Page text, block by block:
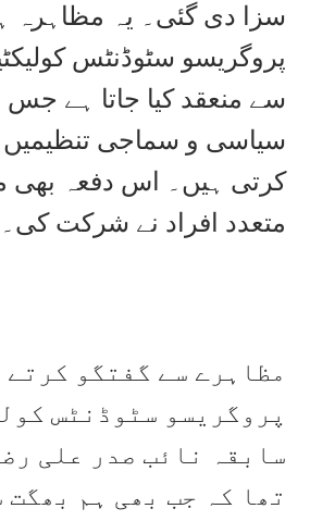
سزا دی گئی۔ یہ مظاہرہ
پروگریسو سٹوڈنٹس
سے منعقد کیا جاتا ہے جس
سیاسی و سماجی
کرتی ہیں۔ اس دفعہ بھی
متعدد افراد نے شرکت کی۔
مظاہرے سے گفتگو کرتے
پروگریسو سٹوڈنٹس
سابقہ نائب صدر علی
تھا کہ جب بھی ہم بھگت